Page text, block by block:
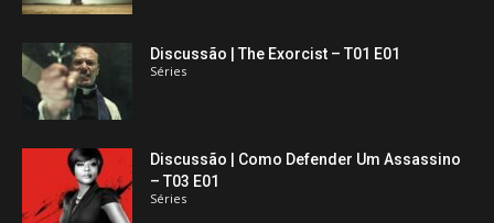
Discussão | The Exorcist – T01 E01
Séries
Discussão | Como Defender Um Assassino
– T03 E01
Séries